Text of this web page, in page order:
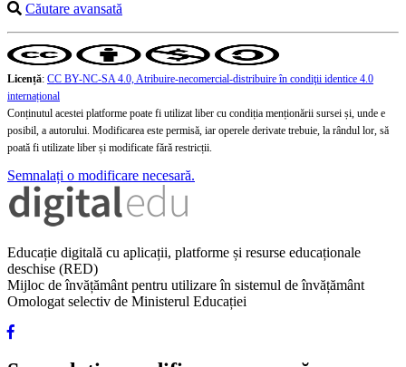
Căutare avansată
Licență: CC BY-NC-SA 4.0, Atribuire-necomercial-distribuire în condiţii identice 4.0
internațional
Conținutul acestei platforme poate fi utilizat liber cu condiția menționării sursei și, unde e
posibil, a autorului. Modificarea este permisă, iar operele derivate trebuie, la rândul lor, să
poată fi utilizate liber și modificate fără restricții.
Semnalați o modificare necesară.
Educație digitală cu aplicații, platforme și resurse educaționale
deschise (RED)
Mijloc de învățământ pentru utilizare în sistemul de învățământ
Omologat selectiv de Ministerul Educației